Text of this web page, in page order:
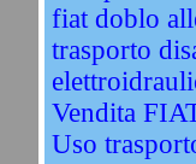
fiat doblo
trasporto
Vendita
Uso